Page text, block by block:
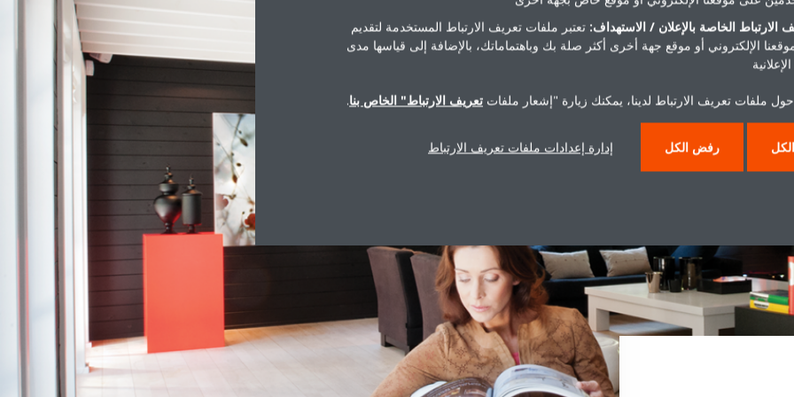
الارتباط الخاصة بالإعلان / الاستهداف: تعتبر ملفات تعريف الارتباط المستخدمة لتقديم
الإلكتروني أو موقع جهة أخرى أكثر صلة بك وباهتماماتك، بالإضافة إلى قياسها مدى
ملفات تعريف الارتباط لدينا، يمكنك زيارة "إشعار ملفات تعريف الارتباط" الخاص بنا.
رفض الكل إدارة إعدادات ملفات تعريف الارتباط